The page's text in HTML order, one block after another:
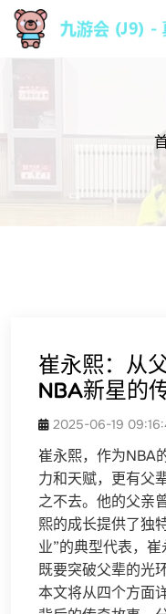
崔永熙：从
NBA新星的
2025-06-19
崔永熙，作为NBA
力和天赋，更有父
之不去。他的父亲
熙的成长提供了独
业”的典型代表，崔
既要突破父辈的光
本文将从四个方面